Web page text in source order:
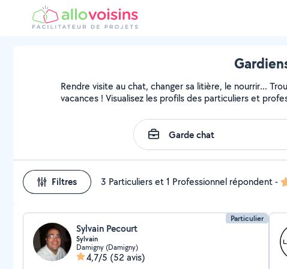
Rendre visite au chat, changer sa litière, le nourrir...
vacances ! Visualisez les profils des particuliers et
Filtres 3 Particuliers et 1 Professionnel répondent-
Particulier
Sylvain Pecourt
Sylvain
Damigny (Damigny)
4,7/5 (52 avis)